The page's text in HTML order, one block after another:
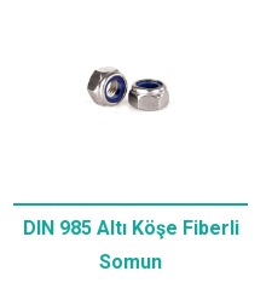
DIN 985 Altı Köşe Fiberli
Somun